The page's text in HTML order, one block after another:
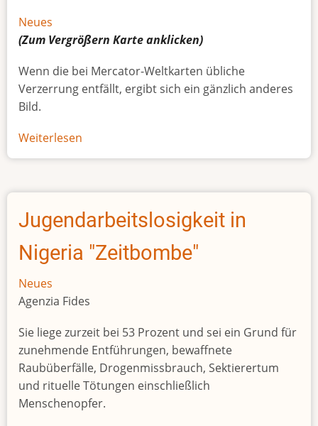
Neues
(Zum Vergrößern Karteanklicken)
Wenn die bei Mercator-Weltkarten übliche
Verzerrung entfällt, ergibt sich ein gänzlich anderes
Bild.
Weiterlesen
Afrikas
Größe
Jugendarbeitslosigkeit in
Nigeria "Zeitbombe"
Neues
Agenzia Fides
Sie liege zurzeit bei 53 Prozent und sei ein Grund für
zunehmende Entführungen, bewaffnete
Raubüberfälle, Drogenmissbrauch, Sektierertum
und rituelle Tötungen einschließlich
Menschenopfer.